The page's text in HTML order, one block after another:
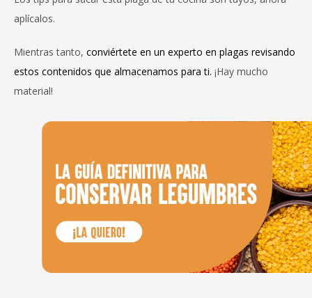
aplícalos.
Mientras tanto, conviértete en un experto en plagas revisando
estos contenidos que almacenamos para ti. ¡Hay mucho
material!